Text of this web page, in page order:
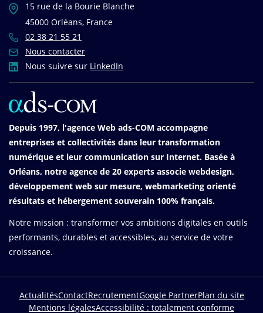
15 rue de la Bourie Blanche
45000 Orléans, France
02 38 21 55 21
Nous contacter
Nous suivre sur LinkedIn
Depuis 1997, l'agence Web ads-COM accompagne
entreprises et collectivités dans leur transformation
numérique et leur communication sur Internet. Basée à
Orléans, notre agence de 20 experts associe webdesign,
développement web sur mesure, webmarketing orienté
résultats et hébergement souverain 100% français.
Notre mission : transformer vos ambitions digitales en outils
performants, durables et accessibles, au service de votre
croissance.
Menu
ActualitésContactRecrutementGoogle PartnerPlan du site
Mentions légalesAccessibilité : totalement conforme